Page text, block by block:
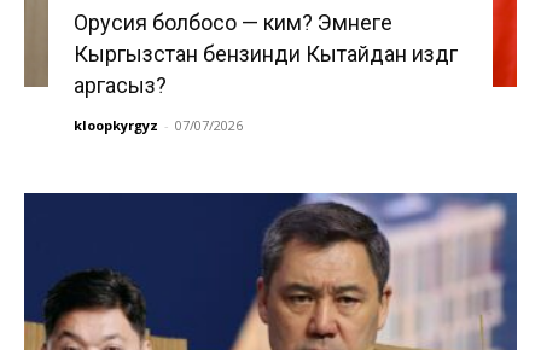
Орусия болбосо — ким? Эмнеге
Кыргызстан бензинди Кытайдан издөөгө
аргасыз?
kloopkyrgyz - 07/07/2026